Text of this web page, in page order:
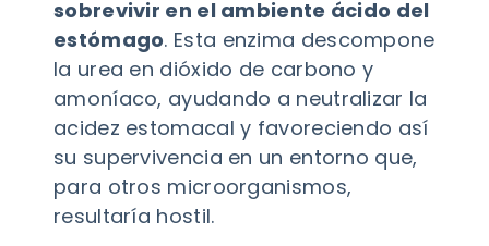
sobrevivir en el ambiente ácido del
estómago. Esta enzima descompone
la urea en dióxido de carbono y
amoníaco, ayudando a neutralizar la
acidez estomacal y favoreciendo así
su supervivencia en un entorno que,
para otros microorganismos,
resultaría hostil.